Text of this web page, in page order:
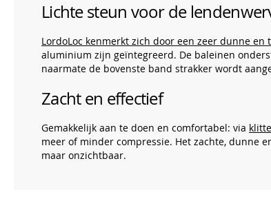
Lichte steun voor de
LordoLoc kenmerkt zich door een zeer dunne
aluminium zijn geïntegreerd. De baleinen
naarmate de bovenste band strakker wordt
Zacht en effectief
Gemakkelijk aan te doen en comfortabel: via
meer of minder compressie. Het zachte, dunne
maar onzichtbaar.